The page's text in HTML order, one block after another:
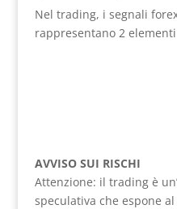
Nel trading, i segnali
rappresentano 2
AVVISO SUI RISCHI
Attenzione: il trading è
speculativa che espone